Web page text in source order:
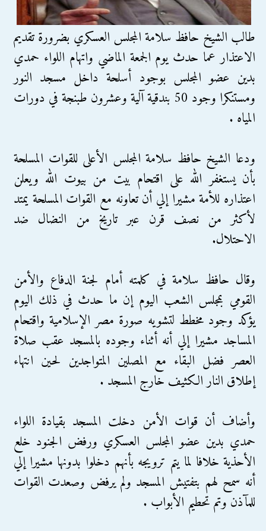
طالب الشيخ حافظ سلامة المجلس العسكري بضرورة تقديم
الاعتذار عما حدث يوم الجمعة الماضي واتهام اللواء حمدي
بدين عضو المجلس بوجود أسلحة داخل مسجد النور
ومستنكرا وجود 50 بندقية آلية وعشرون طبنجة في دورات
المياه .
ودعا الشيخ حافظ سلامة المجلس الأعلى للقوات المسلحة
بأن يستغفر الله على اقتحام بيت من بيوت الله ويعلن
اعتذاره للأمة مشيرا إلي أن تعاونه مع القوات المسلحة يمتد
لأكثر من نصف قرن عبر تاريخ من النضال ضد
الاحتلال.
وقال حافظ سلامة في كلمته أمام لجنة الدفاع والأمن
القومي بمجلس الشعب اليوم إن ما حدث في ذلك اليوم
يؤكد وجود مخطط لتشويه صورة مصر الإسلامية واقتحام
المساجد مشيرا إلي أنه أثناء وجوده بالمسجد عقب صلاة
العصر فضل البقاء مع المصلين المتواجدين لحين انتهاء
إطلاق النار الكثيف خارج المسجد .
وأضاف أن قوات الأمن دخلت المسجد بقيادة اللواء
حمدي بدين عضو المجلس العسكري ورفض الجنود خلع
الأحذية خلافا لما يتم ترويجه بأنهم دخلوا بدونها مشيرا إلي
أنه سمح لهم بتفتيش المسجد ولم يرفض وصعدت القوات
للمآذن وتم تحطيم الأبواب .